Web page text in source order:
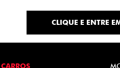
CLIQUE E ENTRE
CARROS